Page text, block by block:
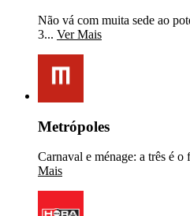
Não vá com muita sede ao
3... Ver Mais
Metrópoles
Carnaval e ménage: a três é
Mais